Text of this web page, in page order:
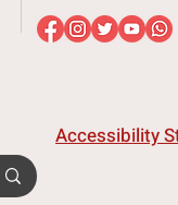
Accessibility